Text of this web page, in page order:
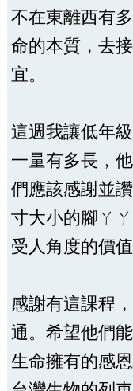
不在東離西有
命的本質，去
宜。
這週我讓低年
一量有多長，
們應該感謝並
寸大小的腳ㄚ
受人角度的價
感謝有這課程
通。希望他們
生命擁有的感